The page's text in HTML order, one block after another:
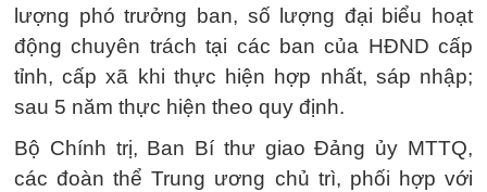
lượng phó trưởng ban, số lượng đại biểu hoạt
động chuyên trách tại các ban của HĐND cấp
tỉnh, cấp xã khi thực hiện hợp nhất, sáp nhập;
sau 5 năm thực hiện theo quy định.
Bộ Chính trị, Ban Bí thư giao Đảng ủy MTTQ,
các đoàn thể Trung ương chủ trì, phối hợp với